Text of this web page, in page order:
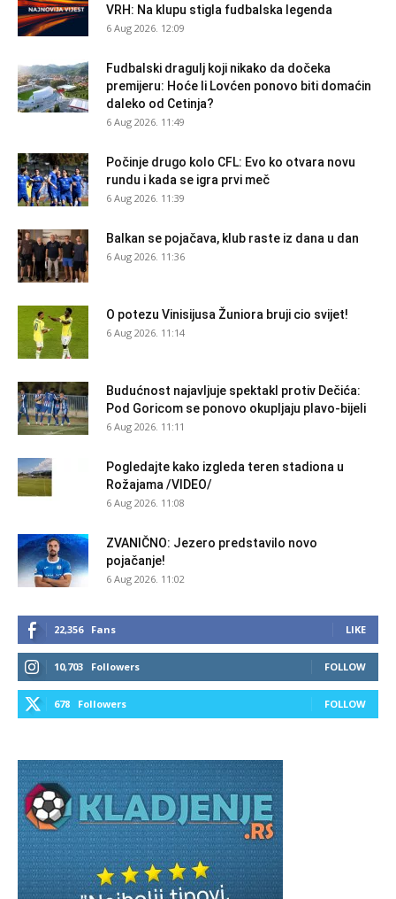
VRH: Na klupu stigla fudbalska legenda
6 Aug 2026. 12:09
Fudbalski dragulj koji nikako da dočeka
premijeru: Hoće li Lovćen ponovo biti domaćin
daleko od Cetinja?
6 Aug 2026. 11:49
Počinje drugo kolo CFL: Evo ko otvara novu
rundu i kada se igra prvi meč
6 Aug 2026. 11:39
Balkan se pojačava, klub raste iz dana u dan
6 Aug 2026. 11:36
O potezu Vinisijusa Žuniora bruji cio svijet!
6 Aug 2026. 11:14
Budućnost najavljuje spektakl protiv Dečića:
Pod Goricom se ponovo okupljaju plavo-bijeli
6 Aug 2026. 11:11
Pogledajte kako izgleda teren stadiona u
Rožajama /VIDEO/
6 Aug 2026. 11:08
ZVANIČNO: Jezero predstavilo novo
pojačanje!
6 Aug 2026. 11:02
22,356 Fans LIKE
10,703 Followers FOLLOW
678 Followers FOLLOW